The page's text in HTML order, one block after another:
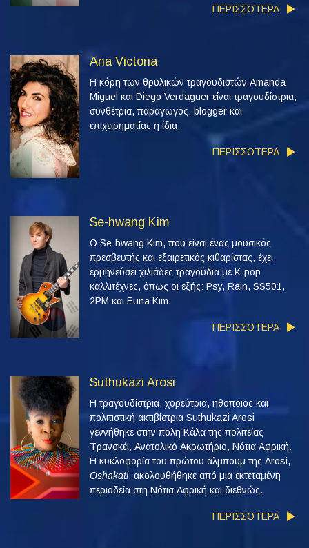
ΠΕΡΙΣΣΟΤΕΡΑ
Ana Victoria
Η κόρη των θρυλικών τραγουδιστών Amanda
Miguel και Diego Verdaguer είναι τραγουδίστρια,
συνθέτρια, παραγωγός, blogger και
επιχειρηματίας η ίδια.
ΠΕΡΙΣΣΟΤΕΡΑ
Se-hwang Kim
Ο Se-hwang Kim, που είναι ένας μουσικός
πρεσβευτής και εξαιρετικός κιθαρίστας, έχει
ερμηνεύσει χιλιάδες τραγούδια με K‑pop
καλλιτέχνες, όπως οι εξής: Psy, Rain, SS501,
2PM και Euna Kim.
ΠΕΡΙΣΣΟΤΕΡΑ
Suthukazi Arosi
Η τραγουδίστρια, χορεύτρια, ηθοποιός και
πολιτιστική ακτιβίστρια Suthukazi Arosi
γεννήθηκε στην πόλη Κάλα της πολιτείας
Τρανσκέι, Ανατολικό Ακρωτήριο, Νότια Αφρική.
Η κυκλοφορία του πρώτου άλμπουμ της Arosi,
Oshakati, ακολουθήθηκε από μια εκτεταμένη
περιοδεία στη Νότια Αφρική και διεθνώς.
ΠΕΡΙΣΣΟΤΕΡΑ